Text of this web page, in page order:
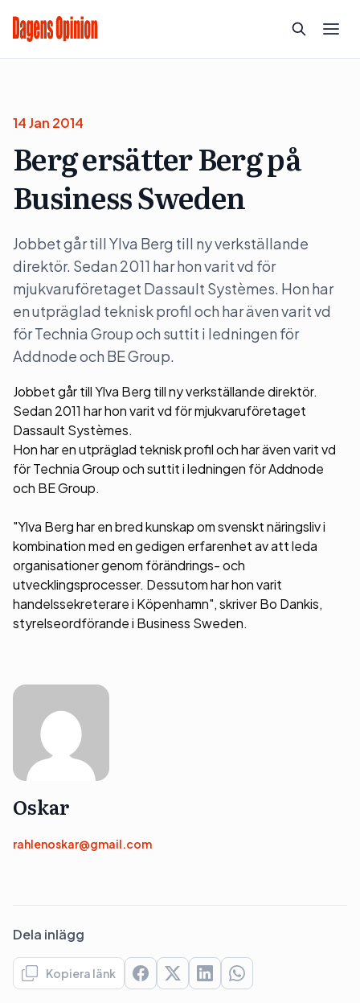
14 Jan 2014
Berg ersätter Berg på
Business Sweden
Jobbet går till Ylva Berg till ny verkställande
direktör. Sedan 2011 har hon varit vd för
mjukvaruföretaget Dassault Systèmes. Hon har
en utpräglad teknisk profil och har även varit vd
för Technia Group och suttit i ledningen för
Addnode och BE Group.
Jobbet går till Ylva Berg till ny verkställande direktör.
Sedan 2011 har hon varit vd för mjukvaruföretaget
Dassault Systèmes.
Hon har en utpräglad teknisk profil och har även varit vd
för Technia Group och suttit i ledningen för Addnode
och BE Group.
"Ylva Berg har en bred kunskap om svenskt näringsliv i
kombination med en gedigen erfarenhet av att leda
organisationer genom förändrings- och
utvecklingsprocesser. Dessutom har hon varit
handelssekreterare i Köpenhamn", skriver Bo Dankis,
styrelseordförande i Business Sweden.
Oskar
rahlenoskar@gmail.com
Dela inlägg
Kopiera länk